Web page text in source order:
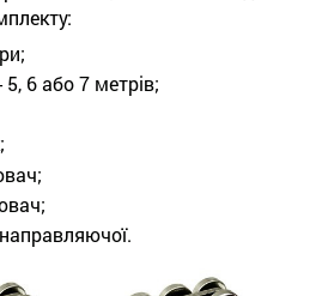
6 або 7 метрів;